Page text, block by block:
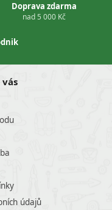
Doprava zdarma
nad 5 000 Kč
údajů